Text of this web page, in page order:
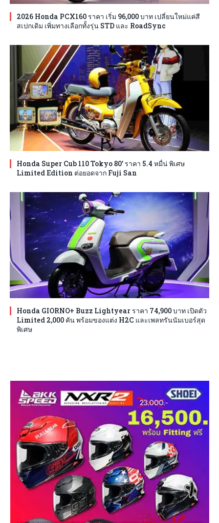
2026 Honda PCX160 ราคา เริ่ม 96,000 บาท เปลี่ยนใหม่แค่สี
สเปกเดิม เพิ่มทางเลือกทั้งรุ่น STD และ RoadSync
Honda Super Cub 110 Tokyo 80′ ราคา 5.4 หมื่น่ พิเศษ
Limited Edition ต่อยอดจาก Fuji San
Honda GIORNO+ Buzz Lightyear ราคา 74,900 บาท เปิดตัว
Limited 2,000 คัน พร้อมของแต่ง H2C และเพลทรันนัมเบอร์สุด
พิเศษ